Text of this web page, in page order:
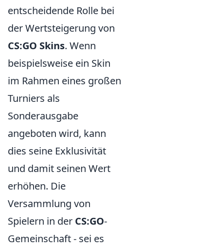
entscheidende Rolle bei
der Wertsteigerung von
CS:GO Skins. Wenn
beispielsweise ein Skin
im Rahmen eines großen
Turniers als
Sonderausgabe
angeboten wird, kann
dies seine Exklusivität
und damit seinen Wert
erhöhen. Die
Versammlung von
Spielern in der CS:GO-
Gemeinschaft - sei es